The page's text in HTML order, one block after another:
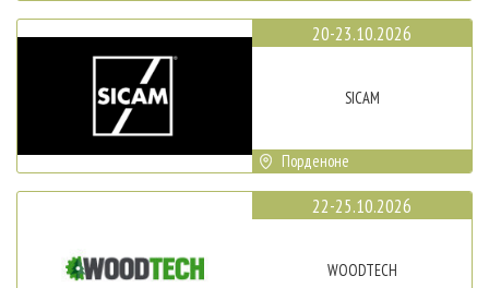
20-23.10.2026
SICAM
Порденоне
22-25.10.2026
WOODTECH